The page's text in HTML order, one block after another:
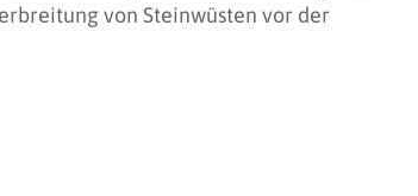
von Steinwüsten vor der